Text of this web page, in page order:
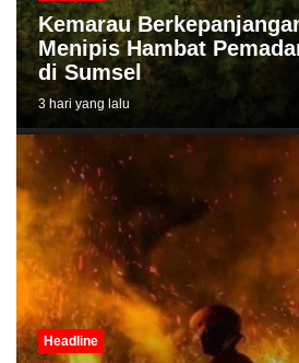
Kemarau
Menipis Hambat
di Sumsel
3 hari yang lalu
Headline